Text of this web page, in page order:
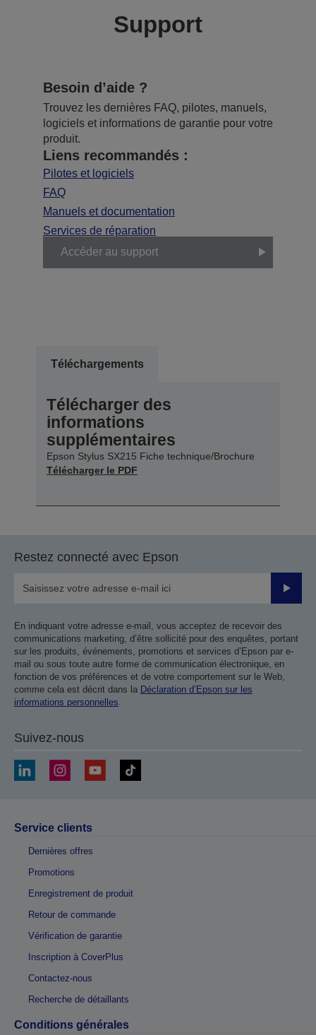
Support
Besoin d’aide ?
Trouvez les dernières FAQ, pilotes, manuels,
logiciels et informations de garantie pour votre
produit.
Liens recommandés :
Pilotes et logiciels
FAQ
Manuels et documentation
Services de réparation
Accéder au support
Téléchargements
Télécharger des
informations
supplémentaires
Epson Stylus SX215 Fiche technique/Brochure
Télécharger le PDF
Restez connecté avec Epson
Valider
En indiquant votre adresse e-mail, vous acceptez de recevoir des
communications marketing, d’être sollicité pour des enquêtes, portant
sur les produits, événements, promotions et services d’Epson par e-
mail ou sous toute autre forme de communication électronique, en
fonction de vos préférences et de votre comportement sur le Web,
comme cela est décrit dans la Déclaration d’Epson sur les
informations personnelles
Suivez-nous
Service clients
Dernières offres
Promotions
Enregistrement de produit
Retour de commande
Vérification de garantie
Inscription à CoverPlus
Contactez-nous
Recherche de détaillants
Conditions générales